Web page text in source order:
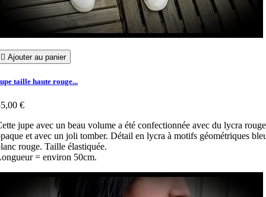
 Ajouter au panier
taille haute rouge...
€
jupe avec un beau volume a été confectionnée avec du lycra
et avec un joli tomber. Détail en lycra à motifs géométriques
rouge. Taille élastiquée.
= environ 50cm.